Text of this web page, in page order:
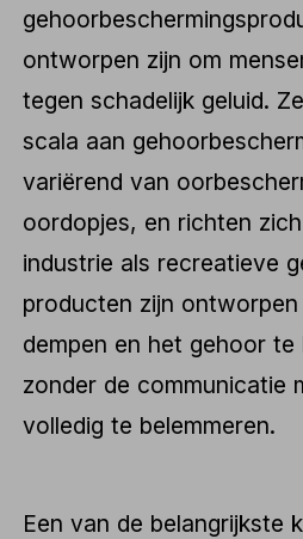
ontworpen zijn om
tegen schadelijk geluid.
scala aan
variërend van
oordopjes, en richten
industrie als recreatieve
producten zijn
dempen en het gehoor te
zonder de communicatie
volledig te belemmeren.
Een van de belangrijkste